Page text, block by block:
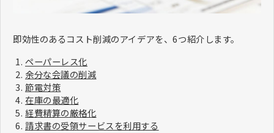
即効性のあるコスト削減のアイデアを、6つ紹介します。
ペーパーレス化
余分な会議の削減
節電対策
在庫の最適化
経費精算の厳格化
請求書の受領サービスを利用する